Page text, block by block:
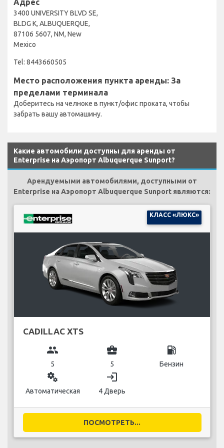
Адрес
3400 UNIVERSITY BLVD SE,
BLDG K, ALBUQUERQUE,
87106 5607, NM, New
Mexico
Tel: 8443660505
Место расположения пункта аренды: За
пределами терминала
Доберитесь на челноке в пункт/офис проката, чтобы
забрать вашу автомашину.
Какие автомобили доступны для аренды от
Enterprise на Аэропорт Albuquerque Sunport?
Арендуемыми автомобилями, доступными от
Enterprise на Аэропорт Albuquerque Sunport являются:
КЛАСС «ЛЮКС»
CADILLAC XTS
group
5
business_center
5
local_gas_station
Бензин
miscellaneous_services
Автоматическая
login
4 Дверь
ПОСМОТРЕТЬ...